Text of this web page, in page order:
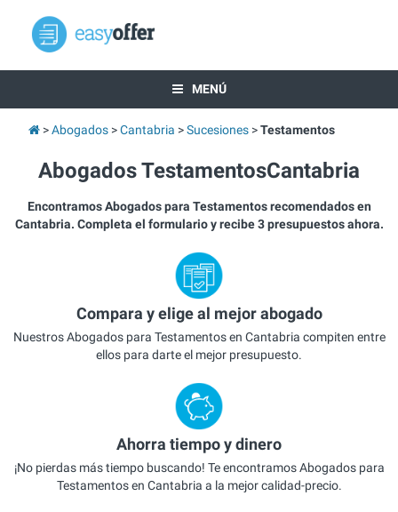
MENÚ
Abogados Cantabria Sucesiones Testamentos
Abogados TestamentosCantabria
Encontramos Abogados para Testamentos recomendados en
Cantabria. Completa el formulario y recibe 3 presupuestos ahora.
Compara y elige al mejor abogado
Nuestros Abogados para Testamentos en Cantabria compiten entre
ellos para darte el mejor presupuesto.
Ahorra tiempo y dinero
¡No pierdas más tiempo buscando! Te encontramos Abogados para
Testamentos en Cantabria a la mejor calidad-precio.